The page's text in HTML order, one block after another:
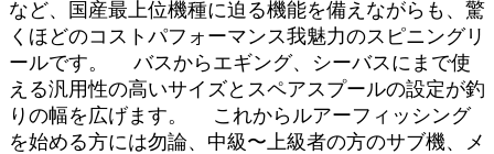
など、国産最上位機種に迫る機能を備えながらも、驚
くほどのコストパフォーマンス我魅力のスピニングリ
ールです。 バスからエギング、シーバスにまで使
える汎用性の高いサイズとスペアスプールの設定が釣
りの幅を広げます。 これからルアーフィッシング
を始める方には勿論、中級〜上級者の方のサブ機、メ